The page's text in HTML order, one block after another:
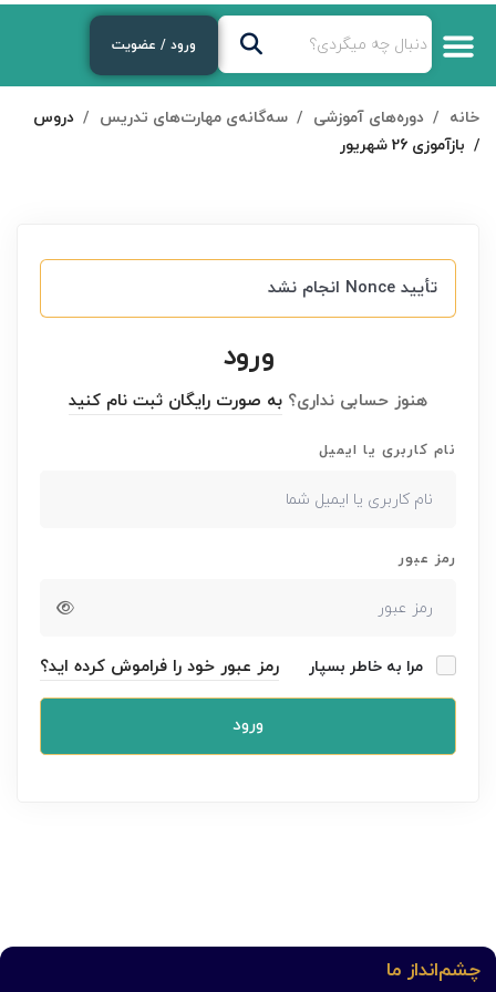
ورود / عضویت
خانه دوره‌های آموزشی سه‌گانه‌ی مهارت‌های تدریس
دروس
بازآموزی 26 شهریور
تأیید Nonce انجام نشد
ورود
هنوز حسابی نداری؟ به صورت رایگان ثبت نام کنید
نام کاربری یا ایمیل
رمز عبور
مرا به خاطر بسپار رمز عبور خود را فراموش کرده اید؟
ورود
چشم‌انداز ما